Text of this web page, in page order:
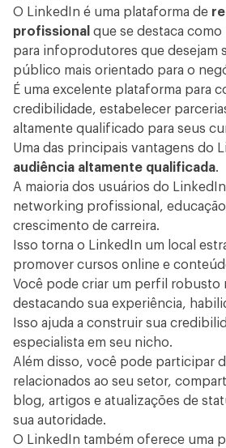
O LinkedIn é uma plataforma de
profissional que se destaca como
para infoprodutores que desejam
público mais orientado para o
É uma excelente plataforma para
credibilidade, estabelecer
altamente qualificado para seus
Uma das principais vantagens do
audiência altamente qualificada.
A maioria dos usuários do
networking profissional,
crescimento de carreira.
Isso torna o LinkedIn um local
promover cursos online e
Você pode criar um perfil robusto
destacando sua experiência,
Isso ajuda a construir sua
especialista em seu nicho.
Além disso, você pode participar
relacionados ao seu setor,
blog, artigos e atualizações de
sua autoridade.
O LinkedIn também oferece uma